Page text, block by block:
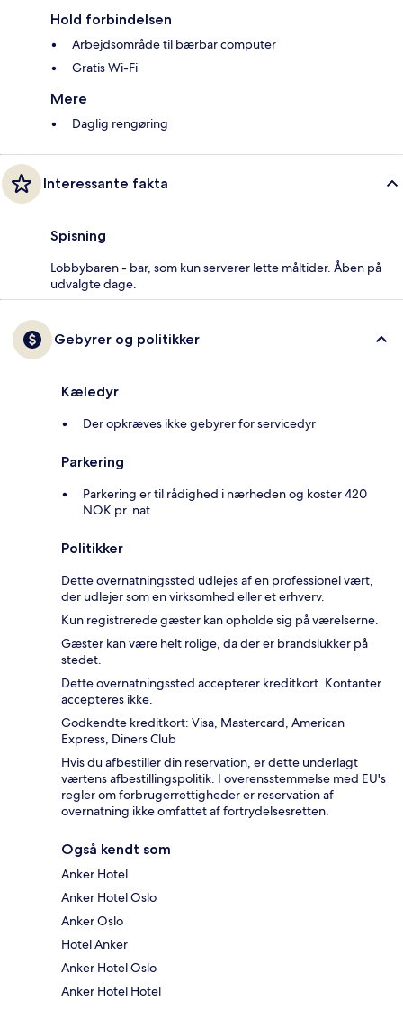
Hold forbindelsen
Arbejdsområde til bærbar computer
Gratis Wi-Fi
Mere
Daglig rengøring
Interessante fakta
Spisning
Lobbybaren - bar, som kun serverer lette måltider. Åben på
udvalgte dage.
Gebyrer og politikker
Kæledyr
Der opkræves ikke gebyrer for servicedyr
Parkering
Parkering er til rådighed i nærheden og koster 420
NOK pr. nat
Politikker
Dette overnatningssted udlejes af en professionel vært,
der udlejer som en virksomhed eller et erhverv.
Kun registrerede gæster kan opholde sig på værelserne.
Gæster kan være helt rolige, da der er brandslukker på
stedet.
Dette overnatningssted accepterer kreditkort. Kontanter
accepteres ikke.
Godkendte kreditkort: Visa, Mastercard, American
Express, Diners Club
Hvis du afbestiller din reservation, er dette underlagt
værtens afbestillingspolitik. I overensstemmelse med EU's
regler om forbrugerrettigheder er reservation af
overnatning ikke omfattet af fortrydelsesretten.
Også kendt som
Anker Hotel
Anker Hotel Oslo
Anker Oslo
Hotel Anker
Anker Hotel Oslo
Anker Hotel Hotel